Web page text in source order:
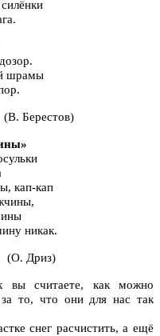
кап
вы считаете, как можно
за то, что они для нас так
снег расчистить, а ещё